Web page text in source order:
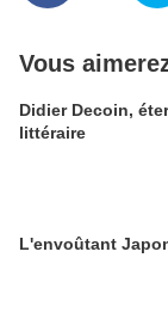
Vous
Didier Decoin,
littéraire
L'envoûtant